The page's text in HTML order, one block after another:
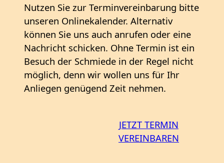
Nutzen Sie zur Terminvereinbarung bitte
unseren Onlinekalender. Alternativ
können Sie uns auch anrufen oder eine
Nachricht schicken. Ohne Termin ist ein
Besuch der Schmiede in der Regel nicht
möglich, denn wir wollen uns für Ihr
Anliegen genügend Zeit nehmen.
JETZT TERMIN
VEREINBAREN